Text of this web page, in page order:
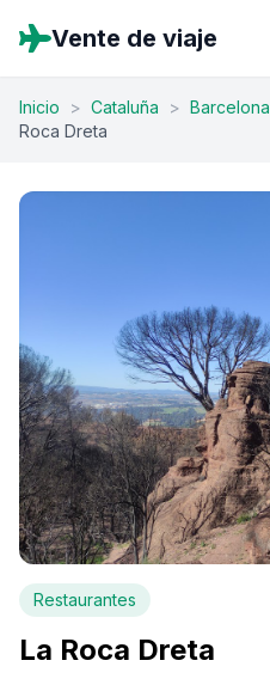
Vente de viaje
Inicio > Cataluña > Barcelona
Roca Dreta
Restaurantes
La Roca Dreta